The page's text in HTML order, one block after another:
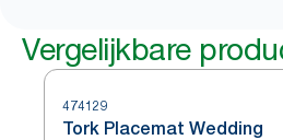
Vergelijkbare
474129
Tork Placemat Wedding